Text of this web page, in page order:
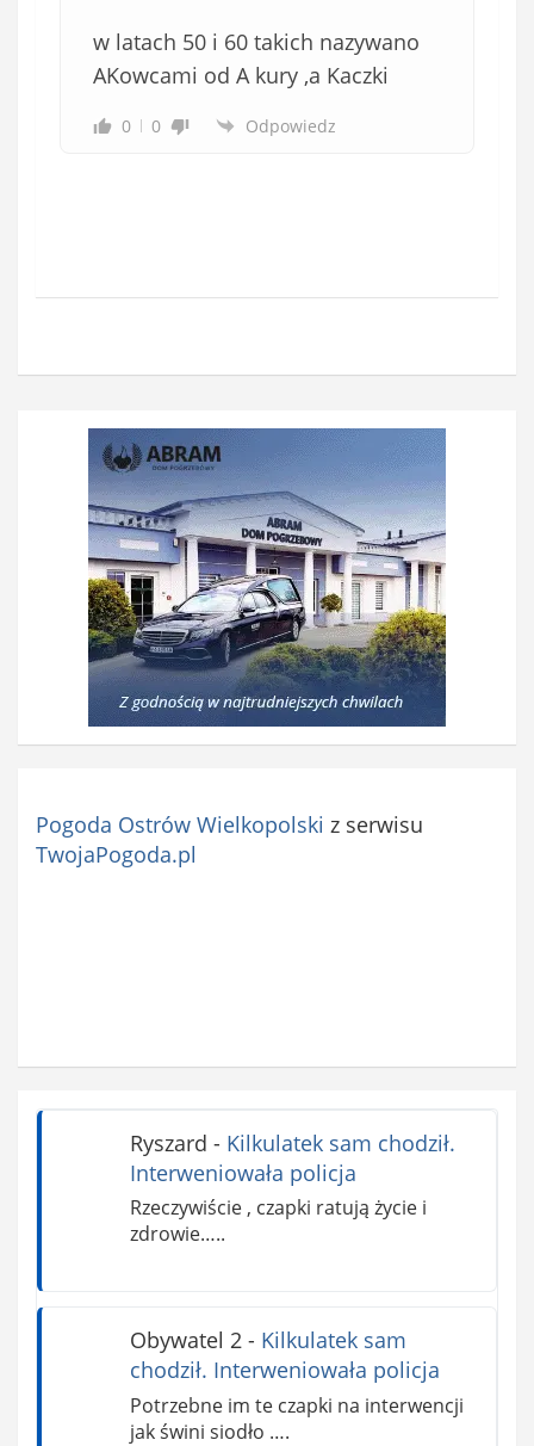
w latach 50 i 60 takich nazywano
AKowcami od A kury ,a Kaczki
0 0 Odpowiedz
Pogoda Ostrów Wielkopolski z serwisu
TwojaPogoda.pl
Ryszard - Kilkulatek sam chodził.
Interweniowała policja
Rzeczywiście , czapki ratują życie i
zdrowie…..
Obywatel 2- Kilkulatek sam
chodził. Interweniowała policja
Potrzebne im te czapki na interwencji
jak świni siodło ….